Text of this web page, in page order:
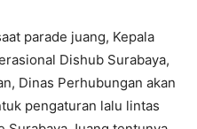
parade juang, Kepala
Dishub Surabaya,
Dinas Perhubungan akan
pengaturan lalu lintas